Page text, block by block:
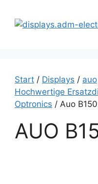
Inhalt
springen
Start / Displays / auo
Hochwertige
Optronics / Auo
AUO